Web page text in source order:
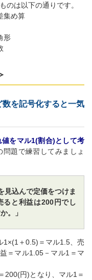
のは以下の通りです。
集め算
形
を記号化すると一気
値をマル1(割合)として考
題で練習してみましょ
込んで定価をつけま
ると利益は200円でし
。」
＋0.5)＝マル1.5、売
＝マル1.05－マル1＝マ
200(円)となり、マル1＝